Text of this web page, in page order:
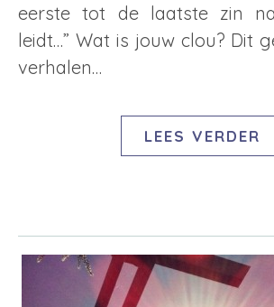
eerste tot de laatste zin
leidt…” Wat is jouw clou? Dit
verhalen…
LEES VERDER